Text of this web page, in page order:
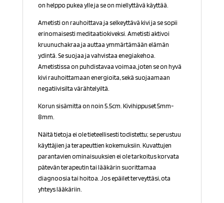
on helppo pukea ylle ja se on miellyttävä käyttää.
Ametisti on rauhoittava ja selkeyttävä kivi ja se sopii
erinomaisesti meditaatiokiveksi. Ametisti aktivoi
kruunuchakraa ja auttaa ymmärtämään elämän
ydintä. Se suojaa ja vahvistaa enegiakehoa.
Ametistissa on puhdistavaa voimaa, joten se on hyvä
kivi rauhoittamaan energioita, sekä suojaamaan
negatiivisilta värähtelyiltä.
Korun sisämitta on noin 5.5cm. Kivihippuset 5mm-
8mm.
Näitä tietoja ei ole tieteellisesti todistettu; se perustuu
käyttäjien ja terapeuttien kokemuksiin. Kuvattujen
parantavien ominaisuuksien ei ole tarkoitus korvata
pätevän terapeutin tai lääkärin suorittamaa
diagnoosia tai hoitoa. Jos epäilet terveyttäsi, ota
yhteys lääkäriin.